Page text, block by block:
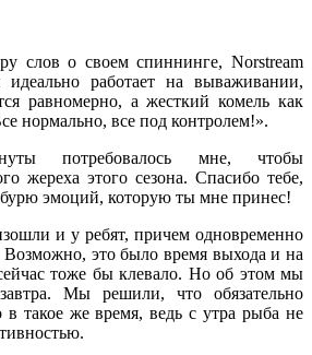
слов о своем спиннинге, Norstream
работает на вываживании,
равномерно, а жесткий комель как
нормально, все под контролем!».
потребовалось мне, чтобы
жереха этого сезона. Спасибо тебе,
бурю эмоций, которую ты мне принес!
и у ребят, причем одновременно
это было время выхода и на
тоже бы клевало. Но об этом мы
Мы решили, что обязательно
такое же время, ведь с утра рыба не